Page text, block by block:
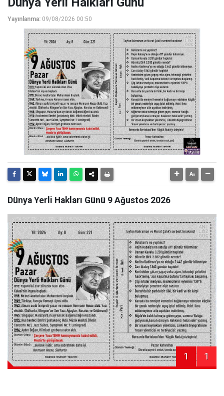
Yayınlanma: 09/08/2026 00:50
Dünya Yerli Hakları Günü 9 Ağustos 2026
1 1